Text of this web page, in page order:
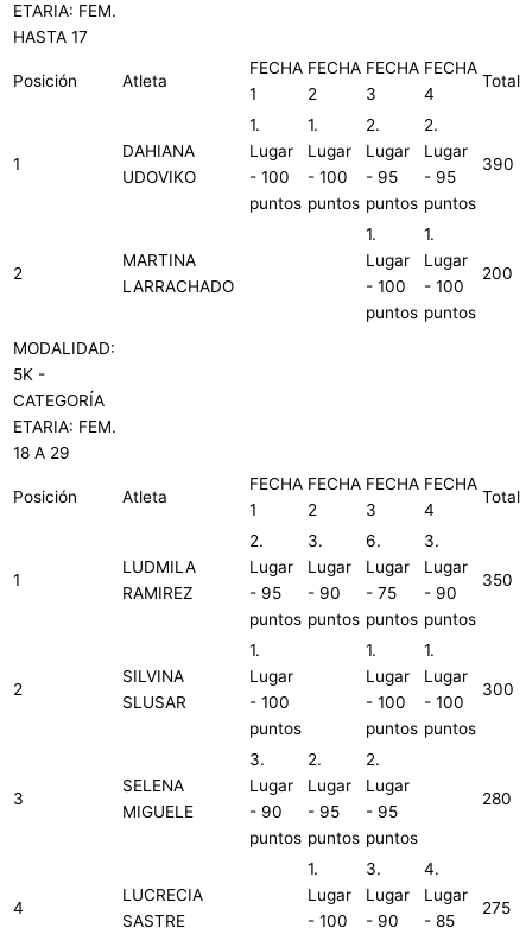
ETARIA: FEM.
HASTA 17
Posición Atleta
FECHA
1
FECHA
2
FECHA
3
FECHA
4
Total
1
DAHIANA
UDOVIKO
1.
Lugar
- 100
puntos
1.
Lugar
- 100
puntos
2.
Lugar
- 95
puntos
2.
Lugar
- 95
puntos
390
2
MARTINA
LARRACHADO
1.
Lugar
- 100
puntos
1.
Lugar
- 100
puntos
200
MODALIDAD:
5K -
CATEGORÍA
ETARIA: FEM.
18 A 29
Posición Atleta
FECHA
1
FECHA
2
FECHA
3
FECHA
4
Total
1
LUDMILA
RAMIREZ
2.
Lugar
- 95
puntos
3.
Lugar
- 90
puntos
6.
Lugar
- 75
puntos
3.
Lugar
- 90
puntos
350
2
SILVINA
SLUSAR
1.
Lugar
- 100
puntos
1.
Lugar
- 100
puntos
1.
Lugar
- 100
puntos
300
3
SELENA
MIGUELE
3.
Lugar
- 90
puntos
2.
Lugar
- 95
puntos
2.
Lugar
- 95
puntos
280
4
LUCRECIA
SASTRE
1.
Lugar
- 100
3.
Lugar
- 90
4.
Lugar
- 85
275